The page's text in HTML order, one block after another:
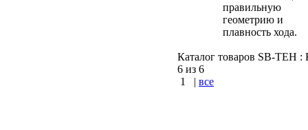
правильную
геометрию и
плавность хода.
Каталог товаров SB-TEH
6 из 6
1
| все